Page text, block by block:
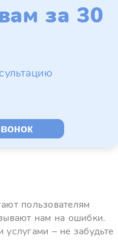
за 30
пользователям
нам на ошибки.
– не забудьте